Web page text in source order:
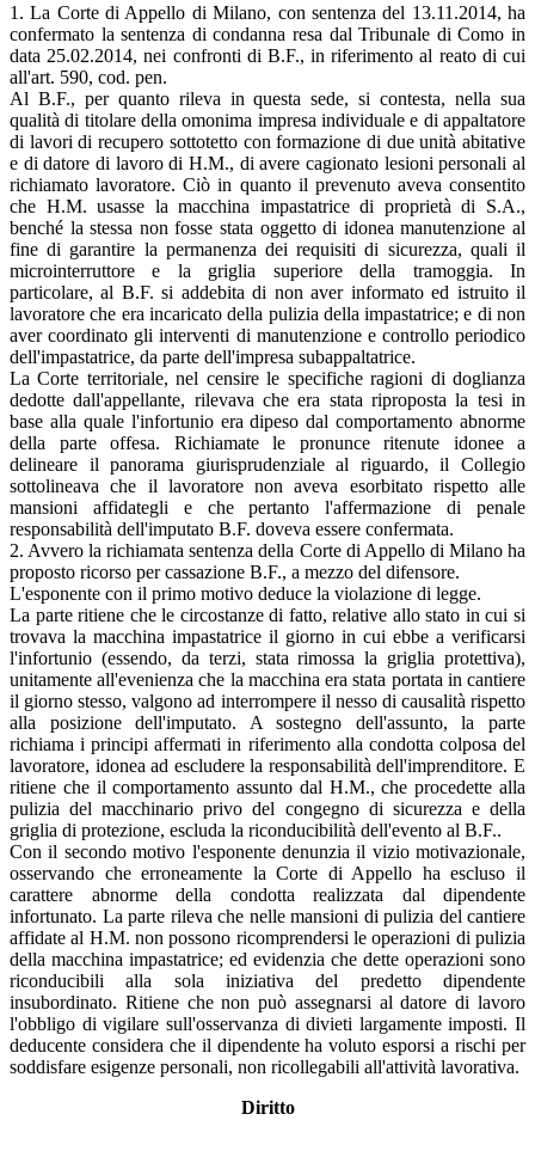
1. La Corte di Appello di Milano, con sentenza del 13.11.2014, ha
confermato la sentenza di condanna resa dal Tribunale di Como in
data 25.02.2014, nei confronti di B.F., in riferimento al reato di cui
all'art. 590, cod. pen.
Al B.F., per quanto rileva in questa sede, si contesta, nella sua
qualità di titolare della omonima impresa individuale e di appaltatore
di lavori di recupero sottotetto con formazione di due unità abitative
e di datore di lavoro di H.M., di avere cagionato lesioni personali al
richiamato lavoratore. Ciò in quanto il prevenuto aveva consentito
che H.M. usasse la macchina impastatrice di proprietà di S.A.,
benché la stessa non fosse stata oggetto di idonea manutenzione al
fine di garantire la permanenza dei requisiti di sicurezza, quali il
microinterruttore e la griglia superiore della tramoggia. In
particolare, al B.F. si addebita di non aver informato ed istruito il
lavoratore che era incaricato della pulizia della impastatrice; e di non
aver coordinato gli interventi di manutenzione e controllo periodico
dell'impastatrice, da parte dell'impresa subappaltatrice.
La Corte territoriale, nel censire le specifiche ragioni di doglianza
dedotte dall'appellante, rilevava che era stata riproposta la tesi in
base alla quale l'infortunio era dipeso dal comportamento abnorme
della parte offesa. Richiamate le pronunce ritenute idonee a
delineare il panorama giurisprudenziale al riguardo, il Collegio
sottolineava che il lavoratore non aveva esorbitato rispetto alle
mansioni affidategli e che pertanto l'affermazione di penale
responsabilità dell'imputato B.F. doveva essere confermata.
2. Avvero la richiamata sentenza della Corte di Appello di Milano ha
proposto ricorso per cassazione B.F., a mezzo del difensore.
L'esponente con il primo motivo deduce la violazione di legge.
La parte ritiene che le circostanze di fatto, relative allo stato in cui si
trovava la macchina impastatrice il giorno in cui ebbe a verificarsi
l'infortunio (essendo, da terzi, stata rimossa la griglia protettiva),
unitamente all'evenienza che la macchina era stata portata in cantiere
il giorno stesso, valgono ad interrompere il nesso di causalità rispetto
alla posizione dell'imputato. A sostegno dell'assunto, la parte
richiama i principi affermati in riferimento alla condotta colposa del
lavoratore, idonea ad escludere la responsabilità dell'imprenditore. E
ritiene che il comportamento assunto dal H.M., che procedette alla
pulizia del macchinario privo del congegno di sicurezza e della
griglia di protezione, escluda la riconducibilità dell'evento al B.F..
Con il secondo motivo l'esponente denunzia il vizio motivazionale,
osservando che erroneamente la Corte di Appello ha escluso il
carattere abnorme della condotta realizzata dal dipendente
infortunato. La parte rileva che nelle mansioni di pulizia del cantiere
affidate al H.M. non possono ricomprendersi le operazioni di pulizia
della macchina impastatrice; ed evidenzia che dette operazioni sono
riconducibili alla sola iniziativa del predetto dipendente
insubordinato. Ritiene che non può assegnarsi al datore di lavoro
l'obbligo di vigilare sull'osservanza di divieti largamente imposti. Il
deducente considera che il dipendente ha voluto esporsi a rischi per
soddisfare esigenze personali, non ricollegabili all'attività lavorativa.
Diritto